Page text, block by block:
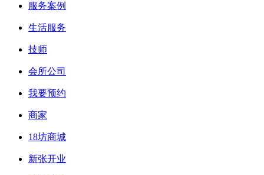
服务案例
生活服务
技师
会所公司
我要预约
商家
18坊商城
新张开业